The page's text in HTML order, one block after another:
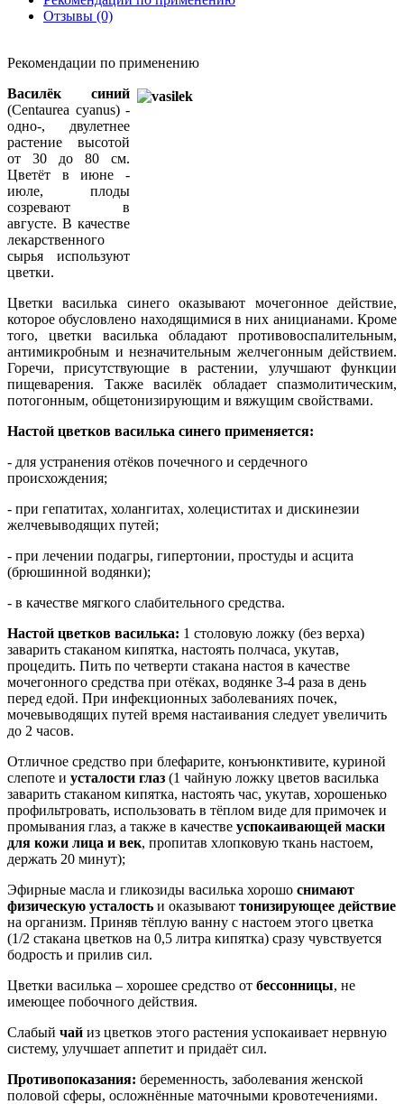
Отзывы (0)
Рекомендации по применению
Василёк синий
(Centaurea cyanus) -
одно-, двулетнее
растение высотой
от 30 до 80 см.
Цветёт в июне -
июле, плоды
созревают в
августе. В качестве
лекарственного
сырья используют
цветки.
Цветки василька синего оказывают мочегонное действие,
которое обусловлено находящимися в них аницианами. Кроме
того, цветки василька обладают противовоспалительным,
антимикробным и незначительным желчегонным действием.
Горечи, присутствующие в растении, улучшают функции
пищеварения. Также василёк обладает спазмолитическим,
потогонным, общетонизирующим и вяжущим свойствами.
Настой цветков василька синего применяется:
- для устранения отёков почечного и сердечного
происхождения;
- при гепатитах, холангитах, холециститах и дискинезии
желчевыводящих путей;
- при лечении подагры, гипертонии, простуды и асцита
(брюшинной водянки);
- в качестве мягкого слабительного средства.
Настой цветков василька: 1 столовую ложку (без верха)
заварить стаканом кипятка, настоять полчаса, укутав,
процедить. Пить по четверти стакана настоя в качестве
мочегонного средства при отёках, водянке 3-4 раза в день
перед едой. При инфекционных заболеваниях почек,
мочевыводящих путей время настаивания следует увеличить
до 2 часов.
Отличное средство при блефарите, конъюнктивите, куриной
слепоте и усталости глаз (1 чайную ложку цветов василька
заварить стаканом кипятка, настоять час, укутав, хорошенько
профильтровать, использовать в тёплом виде для примочек и
промывания глаз, а также в качестве успокаивающей маски
для кожи лица и век, пропитав хлопковую ткань настоем,
держать 20 минут);
Эфирные масла и гликозиды василька хорошо снимают
физическую усталость и оказывают тонизирующее действие
на организм. Приняв тёплую ванну с настоем этого цветка
(1/2 стакана цветков на 0,5 литра кипятка) сразу чувствуется
бодрость и прилив сил.
Цветки василька – хорошее средство от бессонницы, не
имеющее побочного действия.
Слабый чай из цветков этого растения успокаивает нервную
систему, улучшает аппетит и придаёт сил.
Противопоказания: беременность, заболевания женской
половой сферы, осложнённые маточными кровотечениями.